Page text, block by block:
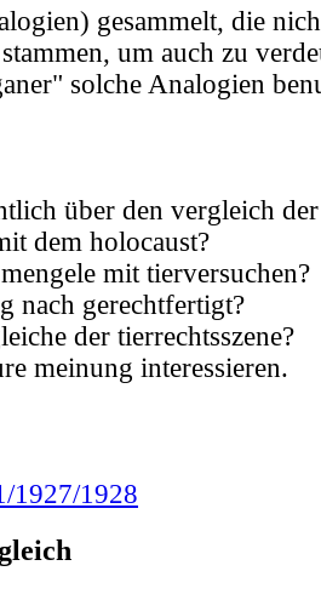
gesammelt, die
um auch zu
solche Analogien
über den vergleich
dem holocaust?
mit tierversuchen?
nach gerechtfertigt?
der tierrechtsszene?
meinung interessieren.
1927/1928